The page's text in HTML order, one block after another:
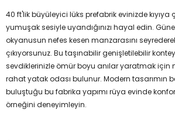
40 ft'lik büyüleyici lüks prefabrik evinizde
yumuşak sesiyle uyandığınızı hayal edin.
okyanusun nefes kesen manzarasını
çıkıyorsunuz. Bu taşınabilir genişletilebilir
sevdiklerinizle ömür boyu anılar yaratmak için
rahat yatak odası bulunur. Modern tasarımın
buluştuğu bu fabrika yapımı rüya evinde
örneğini deneyimleyin.